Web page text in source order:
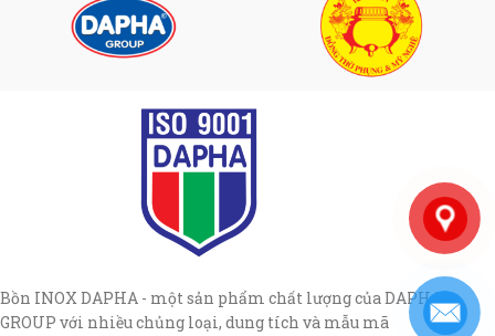
Bồn INOX DAPHA - một sản phẩm chất lượng của DAPHA
GROUP với nhiều chủng loại, dung tích và mẫu mã